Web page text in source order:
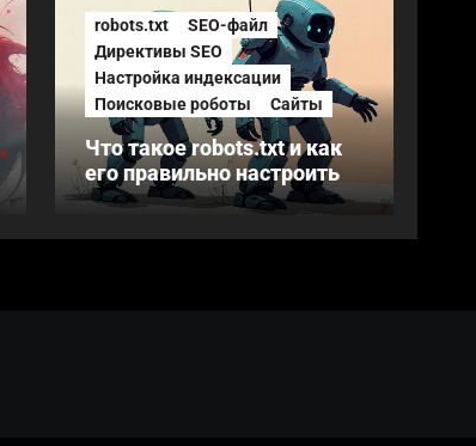
robots.txt
SEO-файл
Директивы SEO
Настройка индексации
Поисковые роботы
Сайты
Что такое robots.txt и как
его правильно настроить